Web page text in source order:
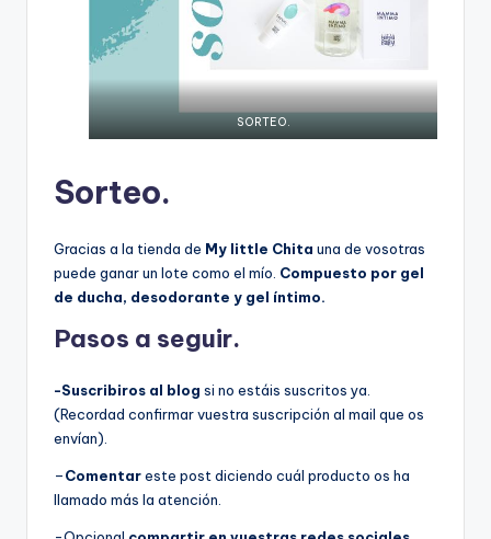
SORTEO.
Sorteo.
Gracias a la tienda de My little Chita una de vosotras
puede ganar un lote como el mío. Compuesto por gel
de ducha, desodorante y gel íntimo.
Pasos a seguir.
-Suscribiros al blog si no estáis suscritos ya.
(Recordad confirmar vuestra suscripción al mail que os
envían).
–Comentareste post diciendo cuál producto os ha
llamado más la atención.